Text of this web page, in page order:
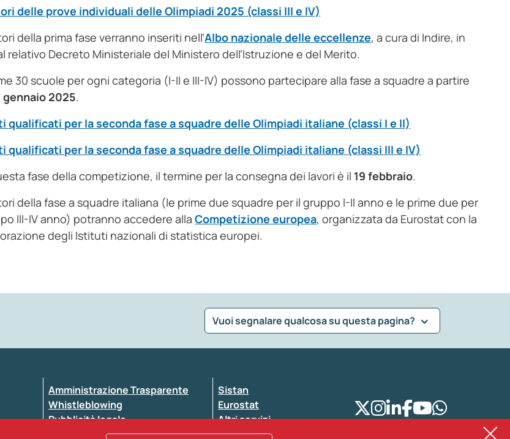
delle prove individuali delle Olimpiadi 2025 (classi III e IV)
della prima fase verranno inseriti nell’Albo nazionale delle eccellenze, a cura di Indire, in
relativo Decreto Ministeriale del Ministero dell’Istruzione e del Merito.
30 scuole per ogni categoria (I-II e III-IV) possono partecipare alla fase a squadre a partire
gennaio 2025.
qualificati per la seconda fase a squadre delle Olimpiadi italiane (classi I e II)
qualificati per la seconda fase a squadre delle Olimpiadi italiane (classi III e IV)
fase della competizione, il termine per la consegna dei lavori è il 19 febbraio.
della fase a squadre italiana (le prime due squadre per il gruppo I-II anno e le prime due per
III-IV anno) potranno accedere allaCompetizione europea, organizzata da Eurostat con la
degli Istituti nazionali di statistica europei.
Vuoi segnalare qualcosa su questa pagina?
Seleziona la tipologia della segnalazione
Amministrazione Trasparente
Whistleblowing
Pubblicità legale
Atti di notifica
Sistan
Eurostat
Altri servizi